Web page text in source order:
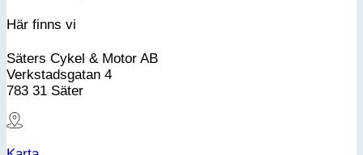
Här finns vi
Säters Cykel & Motor AB
Verkstadsgatan 4
783 31 Säter